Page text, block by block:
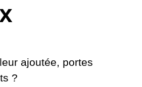
ajoutée, portes
?